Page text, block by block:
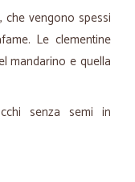
vengono spessi
Le clementine
mandarino e quella
senza semi in